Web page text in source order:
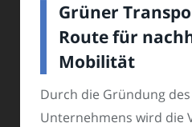
Grüner
Route für
Mobilität
Durch die Gründung
Unternehmens wird die